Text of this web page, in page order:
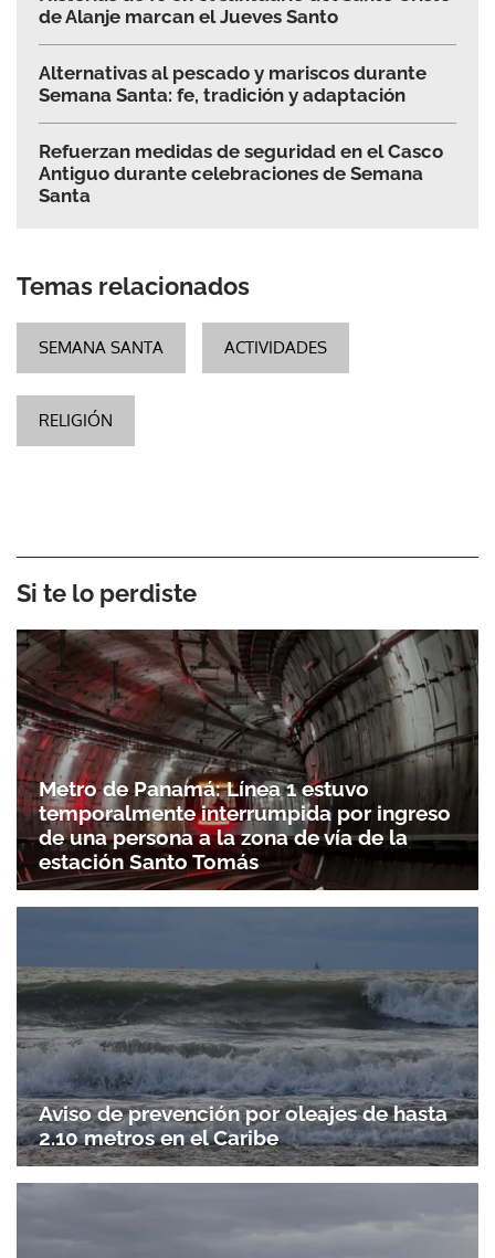
de Alanje marcan el Jueves Santo
Alternativas al pescado y mariscos durante
Semana Santa: fe, tradición y adaptación
Refuerzan medidas de seguridad en el Casco
Antiguo durante celebraciones de Semana
Santa
Temas relacionados
SEMANA SANTA ACTIVIDADES
RELIGIÓN
Si te lo perdiste
Metro de Panamá: Línea 1 estuvo
temporalmente interrumpida por ingreso
de una persona a la zona de vía de la
estación Santo Tomás
Aviso de prevención por oleajes de hasta
2.10 metros en el Caribe